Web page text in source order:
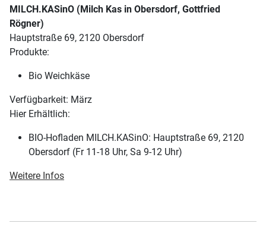
MILCH.KASinO (Milch Kas in Obersdorf, Gottfried
Rögner)
Hauptstraße 69, 2120 Obersdorf
Produkte:
Bio Weichkäse
Verfügbarkeit: März
Hier Erhältlich:
BIO-Hofladen MILCH.KASinO: Hauptstraße 69, 2120
Obersdorf (Fr 11-18 Uhr, Sa 9-12 Uhr)
Weitere Infos